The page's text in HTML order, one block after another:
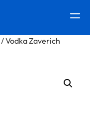
/ Vodka Zaverich